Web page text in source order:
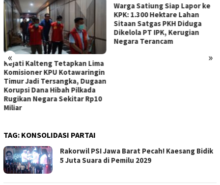
« »
Kejati Kalteng Tetapkan Lima
Komisioner KPU Kotawaringin
Timur Jadi Tersangka, Dugaan
Korupsi Dana Hibah Pilkada
Rugikan Negara Sekitar Rp10
Miliar
Warga Satiung Siap Lapor ke
KPK: 1.300 Hektare Lahan
Sitaan Satgas PKH Diduga
Dikelola PT IPK, Kerugian
Negara Terancam
TAG: KONSOLIDASI PARTAI
Rakorwil PSI Jawa Barat Pecah! Kaesang Bidik
5 Juta Suara di Pemilu 2029